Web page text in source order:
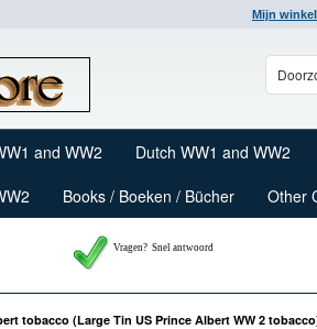
Mijn
and WW2 Dutch WW1 and WW2
Books / Boeken / Bücher Other
Vragen? Snel antwoord
tobacco (Large Tin US Prince Albert WW 2